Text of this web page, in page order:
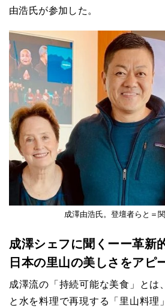
由浩氏が参加した。
成澤由浩氏。登壇者らと＝
成澤シェフに聞くーー革新
日本の里山の美しさをアピ
成澤流の「持続可能な美食」とは
と水を料理で再現する「里山料理